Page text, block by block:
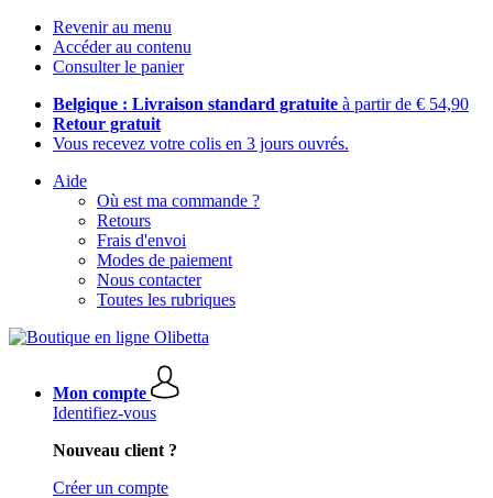
Revenir au menu
Accéder au contenu
Consulter le panier
Belgique : Livraison standard gratuite à partir de € 54,90
Retour gratuit
Vous recevez votre colis en 3 jours ouvrés.
Aide
Où est ma commande ?
Retours
Frais d'envoi
Modes de paiement
Nous contacter
Toutes les rubriques
Mon compte
Identifiez-vous
Nouveau client ?
Créer un compte